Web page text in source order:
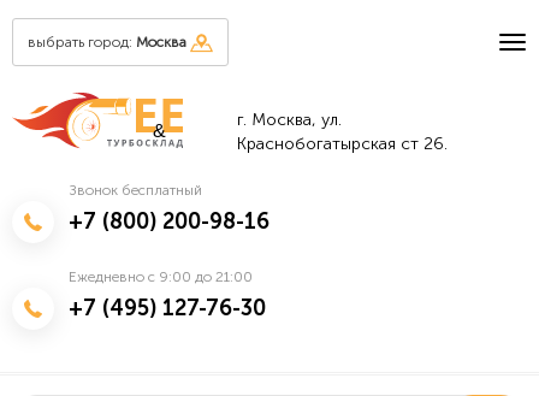
выбрать город: Москва
&
г. Москва, ул.
Краснобогатырская ст 26.
Звонок бесплатный
+7 (800) 200-98-16
Ежедневно с 9:00 до 21:00
+7 (495) 127-76-30